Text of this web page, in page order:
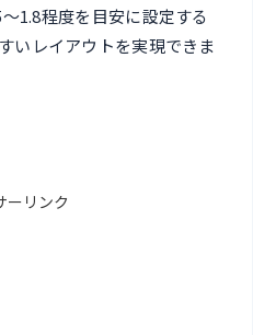
1.8程度を目安に設定する
いレイアウトを実現できま
ーリンク